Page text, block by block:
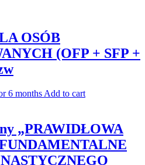
OSÓB
(OFP + SFP +
6 monthsAdd to cart
„PRAWIDŁOWA